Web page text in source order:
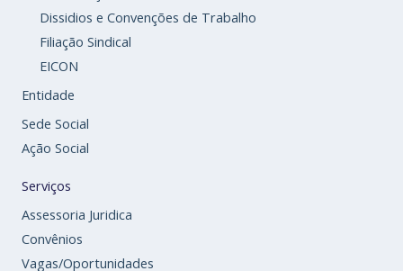
Dissidios e Convenções de Trabalho
Filiação Sindical
EICON
Entidade
Sede Social
Ação Social
Serviços
Assessoria Juridica
Convênios
Vagas/Oportunidades